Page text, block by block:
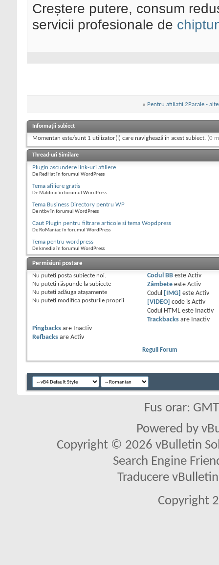
Creștere putere, consum
servicii profesionale de
« Pentru afiliatii 2Parale -
Informații subiect
Momentan este/sunt 1 utilizator(i) care navighează în acest subiect. (0
Thread-uri Similare
Plugin ascundere link-uri afiliere
De RedHat în forumul WordPress
Tema afiliere gratis
De Maldinii în forumul WordPress
Tema Business Directory pentru WP
De ntbv în forumul WordPress
Caut Plugin pentru filtrare articole si tema Wopdpress
De RoManiac în forumul WordPress
Tema pentru wordpress
De kmedia în forumul WordPress
Permisiuni postare
Nu puteţi posta subiecte noi.
Nu puteţi răspunde la subiecte
Nu puteţi adăuga ataşamente
Nu puteţi modifica posturile proprii
Codul BBeste Activ
Zâmbeteeste Activ
Codul
[IMG] este Activ
[VIDEO] code is Activ
Codul HTML este
Inactiv
Trackbacksare
Inactiv
Pingbacks are
Inactiv
Refbacks are Activ
Reguli Forum
Fus orar:
Powered by
Copyright © 2026 vBulletin
Search Engine
Traducere
Copyright